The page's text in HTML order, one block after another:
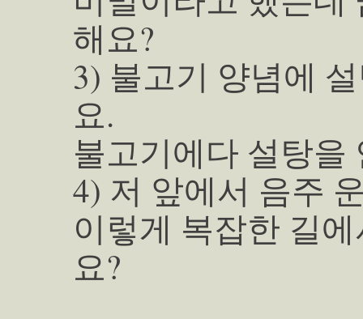
해요?
3) 불고기 양념에
요.
불고기에다 설탕을
4) 저 앞에서 음주
이렇게 복잡한 길
요?